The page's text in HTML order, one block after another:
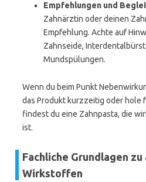
Empfehlungen und
Zahnärztin oder deinen
Empfehlung. Achte auf
Zahnseide,
Mundspülungen.
Wenn du beim Punkt
das Produkt kurzzeitig oder hole
findest du eine Zahnpasta, die
ist.
Fachliche Grundlagen
Wirkstoffen